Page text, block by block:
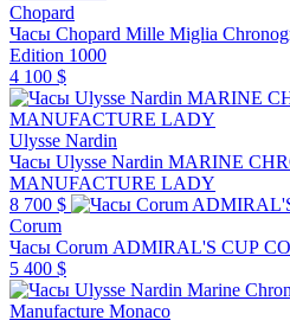
Chopard
Часы Chopard Mille Miglia
Edition 1000
4 100 $
Ulysse Nardin
Часы Ulysse Nardin MARINE
MANUFACTURE LADY
8 700 $
Corum
Часы Corum ADMIRAL'S CUP
5 400 $